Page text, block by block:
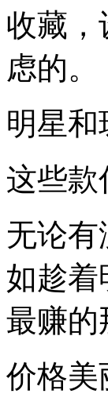
收藏，
虑的。
明星和
这些款
无论
如趁着
最赚的
价格美